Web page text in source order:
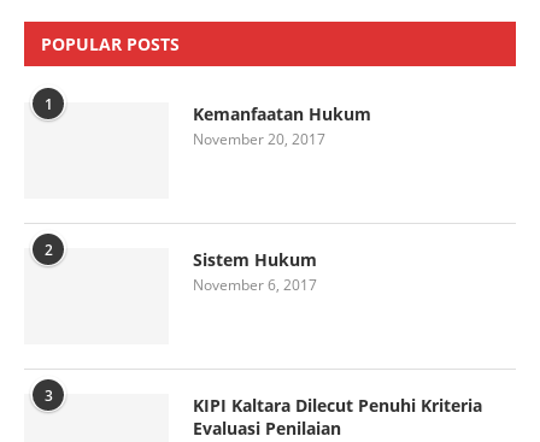
POPULAR POSTS
1 Kemanfaatan Hukum
November 20, 2017
2 Sistem Hukum
November 6, 2017
3
KIPI Kaltara Dilecut Penuhi Kriteria
Evaluasi Penilaian